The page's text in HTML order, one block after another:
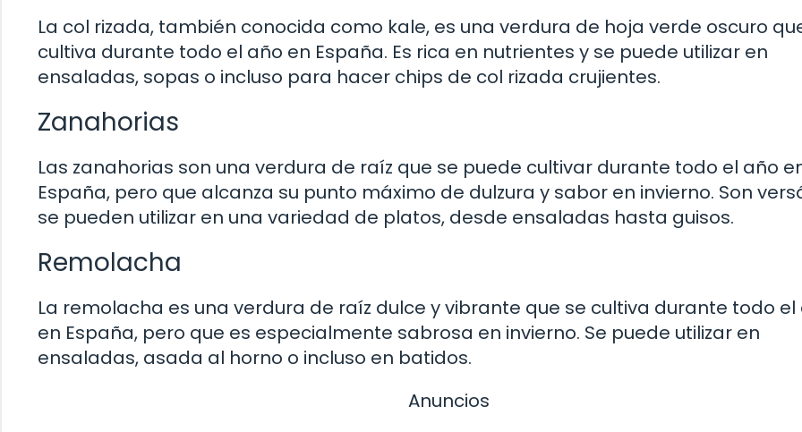
La col rizada, también conocida como kale, es una verdura de hoja verde oscuro
cultiva durante todo el año en España. Es rica en nutrientes y se puede utilizar en
ensaladas, sopas o incluso para hacer chips de col rizada crujientes.
Zanahorias
Las zanahorias son una verdura de raíz que se puede cultivar durante todo el año
España, pero que alcanza su punto máximo de dulzura y sabor en invierno. Son
se pueden utilizar en una variedad de platos, desde ensaladas hasta guisos.
Remolacha
La remolacha es una verdura de raíz dulce y vibrante que se cultiva durante todo el
en España, pero que es especialmente sabrosa en invierno. Se puede utilizar en
ensaladas, asada al horno o incluso en batidos.
Anuncios